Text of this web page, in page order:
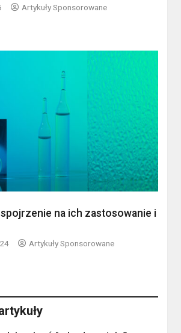
Artykuły Sponsorowane
na ich zastosowanie i
Artykuły Sponsorowane